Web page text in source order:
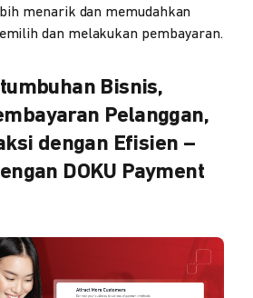
menarik dan memudahkan
dan melakukan pembayaran.
Bisnis,
Pelanggan,
dengan Efisien –
DOKU Payment